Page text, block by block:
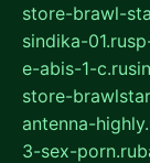
store-brawl-
sindika-01.ru
e-abis-1-c.ru
store-
antenna-
3-sex-porn.ru